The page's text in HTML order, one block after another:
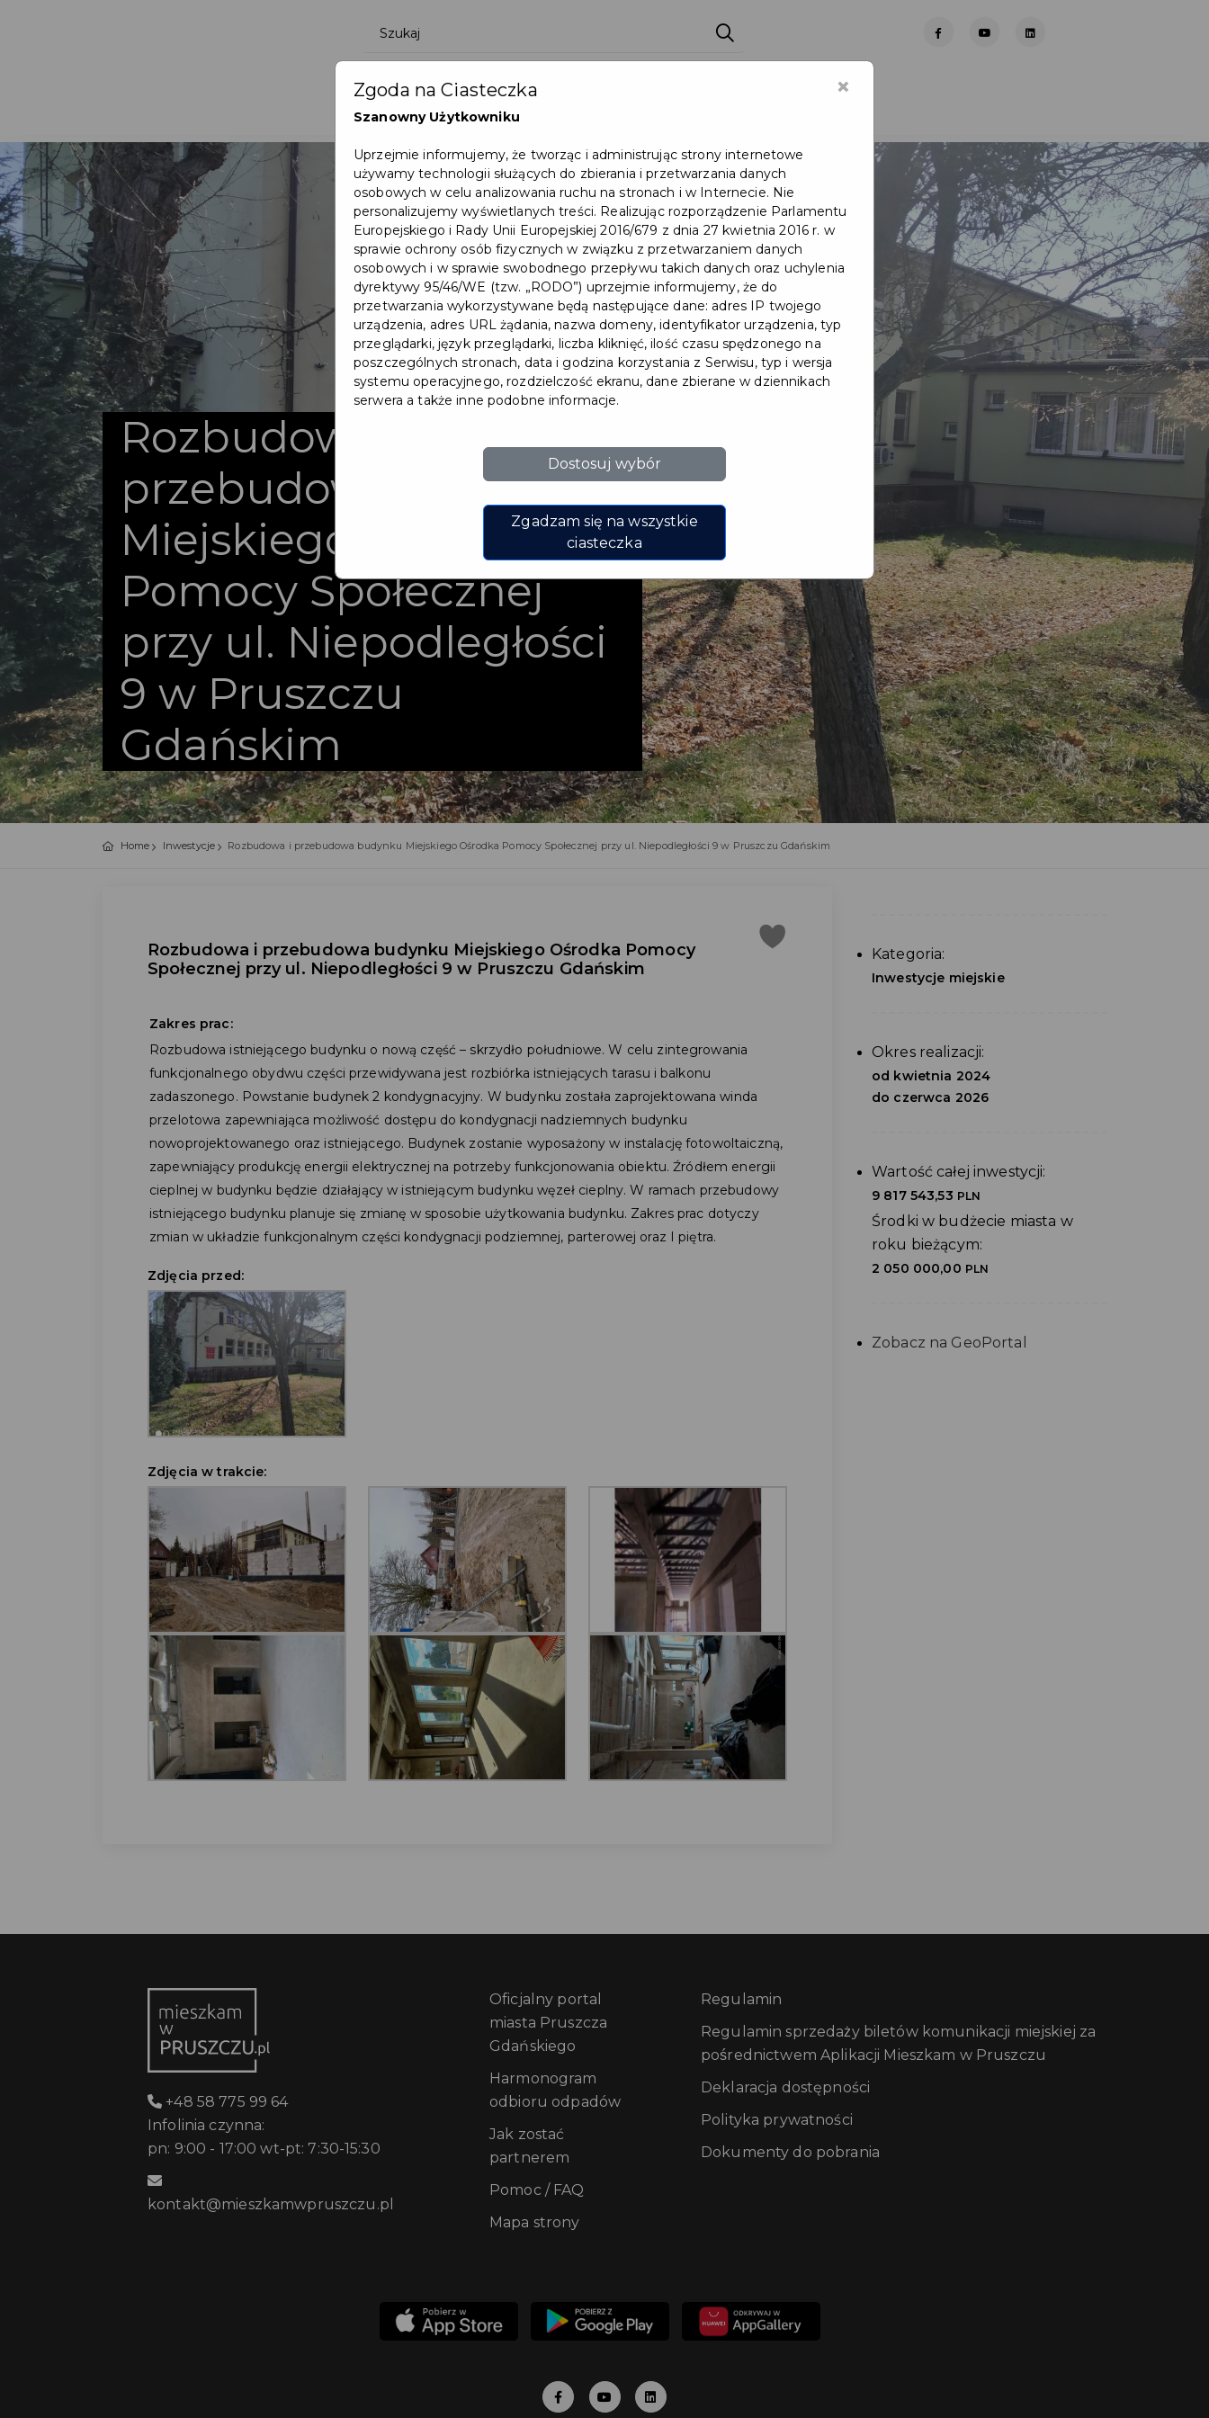
Rozbudowa i
przebudowa budynku
Miejskiego Ośrodka
Pomocy Społecznej
przy ul. Niepodległości
9 w Pruszczu
Gdańskim
Home Inwestycje Rozbudowa i przebudowa budynku Miejskiego Ośrodka Pomocy Społecznej przy ul. Niepodległości 9 w Pruszczu Gdańskim
Rozbudowa i przebudowa budynku Miejskiego Ośrodka Pomocy
Społecznej przy ul. Niepodległości 9 w Pruszczu Gdańskim
Zakres prac:
Rozbudowa istniejącego budynku o nową część – skrzydło południowe. W celu zintegrowania
funkcjonalnego obydwu części przewidywana jest rozbiórka istniejących tarasu i balkonu
zadaszonego. Powstanie budynek 2 kondygnacyjny. W budynku została zaprojektowana winda
przelotowa zapewniająca możliwość dostępu do kondygnacji nadziemnych budynku
nowoprojektowanego oraz istniejącego. Budynek zostanie wyposażony w instalację fotowoltaiczną,
zapewniający produkcję energii elektrycznej na potrzeby funkcjonowania obiektu. Źródłem energii
cieplnej w budynku będzie działający w istniejącym budynku węzeł cieplny. W ramach przebudowy
istniejącego budynku planuje się zmianę w sposobie użytkowania budynku. Zakres prac dotyczy
zmian w układzie funkcjonalnym części kondygnacji podziemnej, parterowej oraz I piętra.
Zdjęcia przed:
Zdjęcia w trakcie:
Kategoria:
Inwestycje miejskie
Okres realizacji:
od kwietnia 2024
do czerwca 2026
Wartość całej inwestycji:
9 817 543,53 PLN
Środki w budżecie miasta w
roku bieżącym:
2 050 000,00 PLN
Zobacz na GeoPortal
+48 58 775 99 64
Infolinia czynna:
pn: 9:00 - 17:00 wt-pt: 7:30-15:30
kontakt@mieszkamwpruszczu.pl
Oficjalny portal
miasta Pruszcza
Gdańskiego
Harmonogram
odbioru odpadów
Jak zostać
partnerem
Pomoc / FAQ
Mapa strony
Regulamin
Regulamin sprzedaży biletów komunikacji miejskiej za
pośrednictwem Aplikacji Mieszkam w Pruszczu
Deklaracja dostępności
Polityka prywatności
Dokumenty do pobrania
×
Zgoda na Ciasteczka
Szanowny Użytkowniku
Uprzejmie informujemy, że tworząc i administrując strony internetowe
używamy technologii służących do zbierania i przetwarzania danych
osobowych w celu analizowania ruchu na stronach i w Internecie. Nie
personalizujemy wyświetlanych treści. Realizując rozporządzenie Parlamentu
Europejskiego i Rady Unii Europejskiej 2016/679 z dnia 27 kwietnia 2016 r. w
sprawie ochrony osób fizycznych w związku z przetwarzaniem danych
osobowych i w sprawie swobodnego przepływu takich danych oraz uchylenia
dyrektywy 95/46/WE (tzw. „RODO”) uprzejmie informujemy, że do
przetwarzania wykorzystywane będą następujące dane: adres IP twojego
urządzenia, adres URL żądania, nazwa domeny, identyfikator urządzenia, typ
przeglądarki, język przeglądarki, liczba kliknięć, ilość czasu spędzonego na
poszczególnych stronach, data i godzina korzystania z Serwisu, typ i wersja
systemu operacyjnego, rozdzielczość ekranu, dane zbierane w dziennikach
serwera a także inne podobne informacje.
Dostosuj wybór
Zgadzam się na wszystkie
ciasteczka